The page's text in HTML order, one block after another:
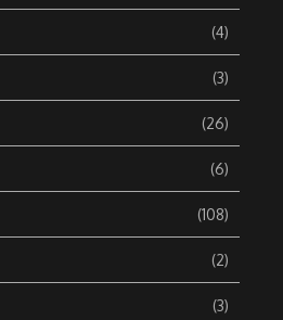
(4)
(3)
(26)
(6)
(108)
(2)
(3)